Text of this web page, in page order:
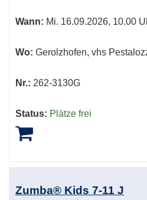
Wann: Mi. 16.09.2026, 10.00
Wo: Gerolzhofen, vhs
Nr.: 262-3130G
Status: Plätze frei
Zumba® Kids 7-11 J